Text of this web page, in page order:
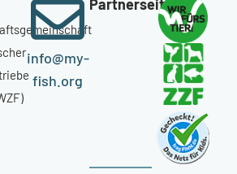
info@my-
fish.org
Partnerseiten